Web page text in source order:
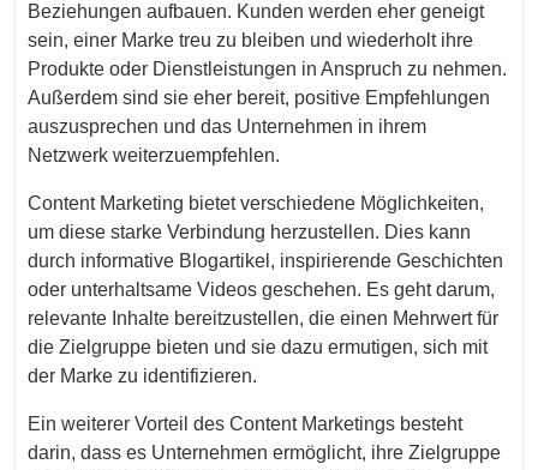
Beziehungen aufbauen. Kunden werden eher geneigt
sein, einer Marke treu zu bleiben und wiederholt ihre
Produkte oder Dienstleistungen in Anspruch zu nehmen.
Außerdem sind sie eher bereit, positive Empfehlungen
auszusprechen und das Unternehmen in ihrem
Netzwerk weiterzuempfehlen.
Content Marketing bietet verschiedene Möglichkeiten,
um diese starke Verbindung herzustellen. Dies kann
durch informative Blogartikel, inspirierende Geschichten
oder unterhaltsame Videos geschehen. Es geht darum,
relevante Inhalte bereitzustellen, die einen Mehrwert für
die Zielgruppe bieten und sie dazu ermutigen, sich mit
der Marke zu identifizieren.
Ein weiterer Vorteil des Content Marketings besteht
darin, dass es Unternehmen ermöglicht, ihre Zielgruppe